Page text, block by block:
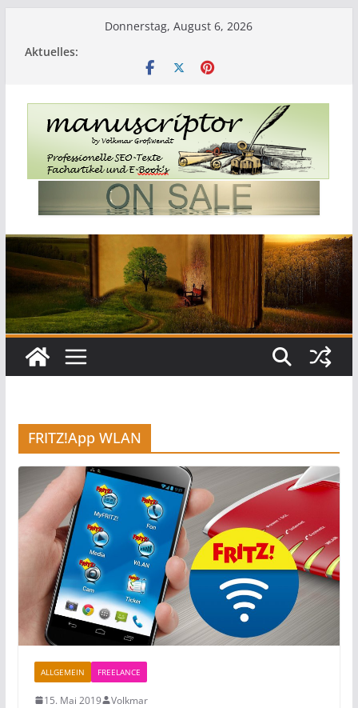
Donnerstag, August 6, 2026
Aktuelles:
FRITZ!App WLAN
ALLGEMEIN FREELANCE
15. Mai 2019 Volkmar